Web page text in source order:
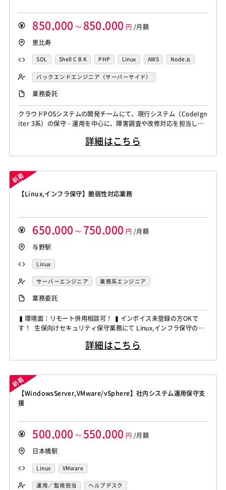
850,000 ～ 850,000 円 /月額
恵比寿
SQL Shell C B K PHP Linux AWS
Node.js
TypeScript
バックエンドエンジニア（サーバーサイド）
業務委託
クラウドPOSシステムの開発チームにて、現行システム（CodeIgn
iter 3系）の保守・運用を中心に、障害調査や改修対応を担当して
移行を進めている状況です。 ・障害発生時の調査、一次切り分け
順の整備、改善（...
詳細はこちら
【Linux,インフラ保守】脆弱性対応業務
650,000 ～ 750,000 円 /月額
与野駅
Linux
サーバーエンジニア 業務系エンジニア
業務委託
▍環境面：リモート併用相談可！ ▍インボイス未登録の方OKで
す！ 生保向けセキュリティ保守業務にて Linux,インフラ保守の経
援 ・月次定例パッチ作業対応 ・緊急パッチ適用業務対応 ・サー
詳細はこちら
【WindowsServer,VMware/vSphere】社内システム運用保守支
援
500,000 ～ 550,000 円 /月額
日本橋駅
Linux VMware
運用／監視担当 ヘルプデスク